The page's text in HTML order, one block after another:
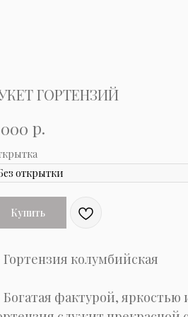
ГОРТЕНЗИЙ
р.
Купить
колумбийская
фактурой, яркостью